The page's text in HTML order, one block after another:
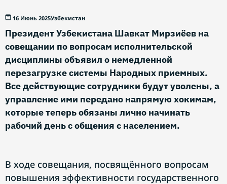
16 Июнь 2025Узбекистан
Президент Узбекистана Шавкат Мирзиёев на
совещании по вопросам исполнительской
дисциплины объявил о немедленной
перезагрузке системы Народных приемных.
Все действующие сотрудники будут уволены, а
управление ими передано напрямую хокимам,
которые теперь обязаны лично начинать
рабочий день с общения с населением.
В ходе совещания, посвящённого вопросам
повышения эффективности государственного